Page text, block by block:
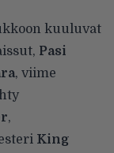
kuuluvat
Pasi
, viime
,
King